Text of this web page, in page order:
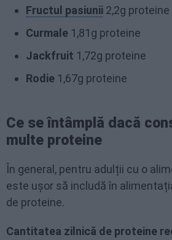
Fructul pasiunii 2,2g proteine
Curmale 1,81g proteine
Jackfruit 1,72g proteine
Rodie 1,67g proteine
Ce se întâmplă dacă
multe proteine
În general, pentru adulții cu o
este ușor să includă în
de proteine.
Cantitatea zilnică de proteine